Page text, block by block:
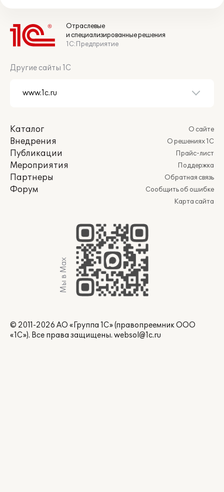
Отраслевые
и специализированные решения
1С:Предприятие
Другие сайты 1С
Каталог
Внедрения
Публикации
Мероприятия
Партнеры
Форум
О сайте
О решениях 1С
Прайс-лист
Поддержка
Обратная связь
Сообщить об ошибке
Карта сайта
Мы в Max
© 2011-2026 АО «Группа 1С» (правопреемник ООО
«1С»). Все права защищены. websol@1c.ru